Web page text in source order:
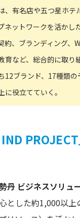
、有名店や五つ星ホ
ネットワークを活か
約、ブランディング
育など、総合的に取
12ブランド、17種類
に役立てていく。
丹 ビジネスソリュ
とした約1,000以